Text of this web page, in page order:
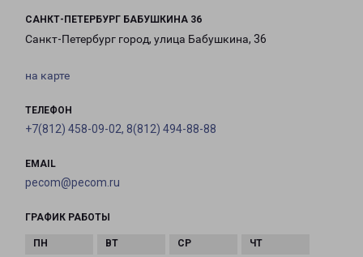
САНКТ-ПЕТЕРБУРГ БАБУШКИНА 36
Санкт-Петербург город, улица Бабушкина, 36
на карте
ТЕЛЕФОН
+7(812) 458-09-02, 8(812) 494-88-88
EMAIL
pecom@pecom.ru
ГРАФИК РАБОТЫ